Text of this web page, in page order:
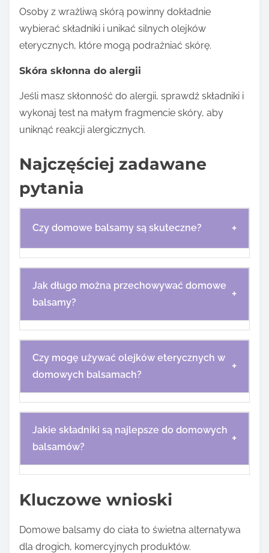
Osoby z wrażliwą skórą powinny dokładnie
wybierać składniki i unikać silnych olejków
eterycznych, które mogą podrażniać skórę.
Skóra skłonna do alergii
Jeśli masz skłonność do alergii, sprawdź składniki i
wykonaj test na małym fragmencie skóry, aby
uniknąć reakcji alergicznych.
Najczęściej zadawane
pytania
Czy domowe balsamy są skuteczne? +
Jak długo można przechowywać domowe
balsamy?
+
Czy mogę używać olejków eterycznych w
domowych balsamach?
+
Jakie składniki są najlepsze do domowych
balsamów?
+
Kluczowe wnioski
Domowe balsamy do ciała to świetna alternatywa
dla drogich, komercyjnych produktów.